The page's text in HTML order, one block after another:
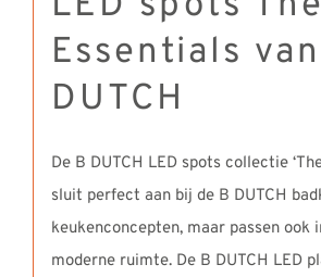
Essentials
DUTCH
De B DUTCH LED spots collectie
sluit perfect aan bij de B DUTCH
keukenconcepten, maar passen ook
moderne ruimte. De B DUTCH LED